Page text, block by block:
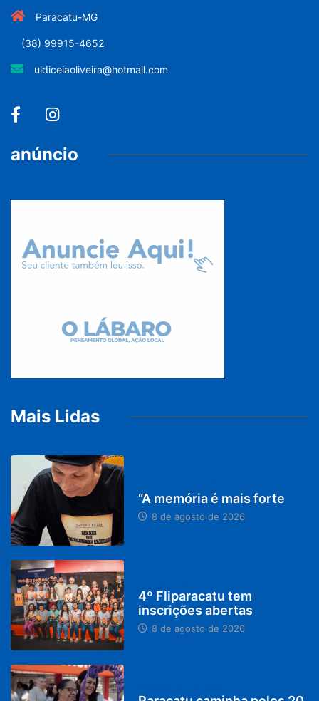
Paracatu-MG
(38) 99915-4652
uldiceiaoliveira@hotmail.com
anúncio
Mais Lidas
“A memória é mais forte
8 de agosto de 2026
4º Fliparacatu tem
inscrições abertas
8 de agosto de 2026